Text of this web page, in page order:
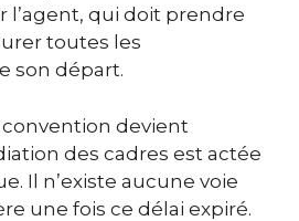
qui doit prendre
toutes les
son départ.
convention devient
des cadres est actée
Il n’existe aucune voie
une fois ce délai expiré.